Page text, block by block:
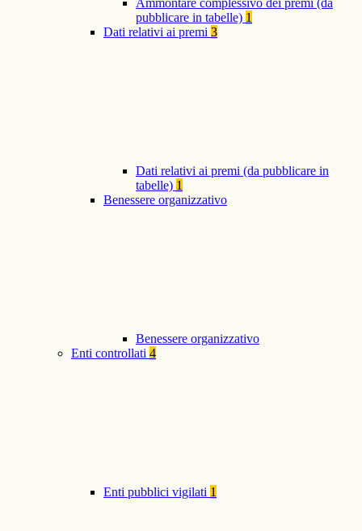
Ammontare complessivo dei premi (da
pubblicare in tabelle) 1
Dati relativi ai premi 3
Dati relativi ai premi (da pubblicare in
tabelle) 1
Benessere organizzativo
Benessere organizzativo
Enti controllati 4
Enti pubblici vigilati 1